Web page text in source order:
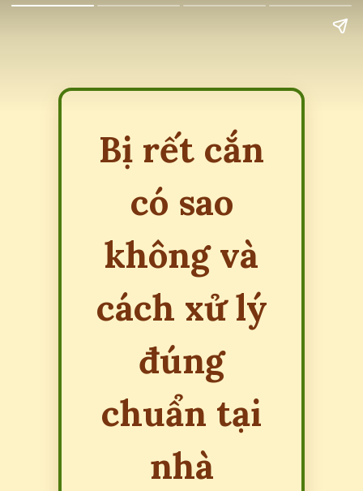
Bị rết cắn
có sao
không và
cách xử lý
đúng
chuẩn tại
nhà